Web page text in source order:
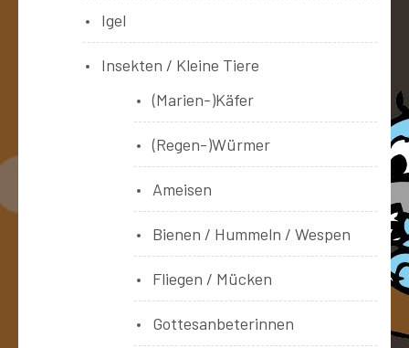
Igel
Insekten / Kleine Tiere
(Marien-)Käfer
(Regen-)Würmer
Ameisen
Bienen / Hummeln / Wespen
Fliegen / Mücken
Gottesanbeterinnen